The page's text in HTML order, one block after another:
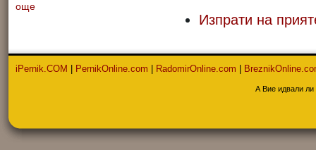
още
Изпрати на
iPernik.COM PernikOnline.com RadomirOnline.com
А Вие идвали